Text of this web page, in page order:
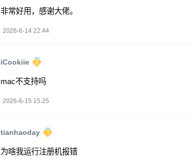
非常好用，感谢大佬。
2026-6-14 22:44
iCookiie
mac不支持吗
2026-6-15 15:25
tianhaoday
为啥我运行注册机报错